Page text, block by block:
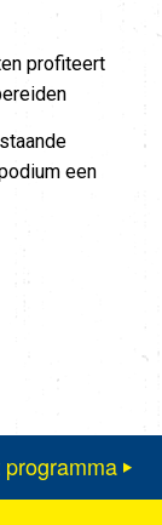
profiteert
een